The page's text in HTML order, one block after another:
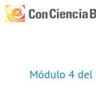
Módulo 4 del